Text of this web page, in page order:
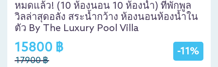
หมดแล้ว! (10 ห้องนอน 10 ห้องน้ำ) ที่พักพูล
วิลล่าสุดอลัง สระน้ำกว้าง ห้องนอนห้องน้ำใน
ตัว By The Luxury Pool Villa
-11%
15800 ฿
17900 ฿